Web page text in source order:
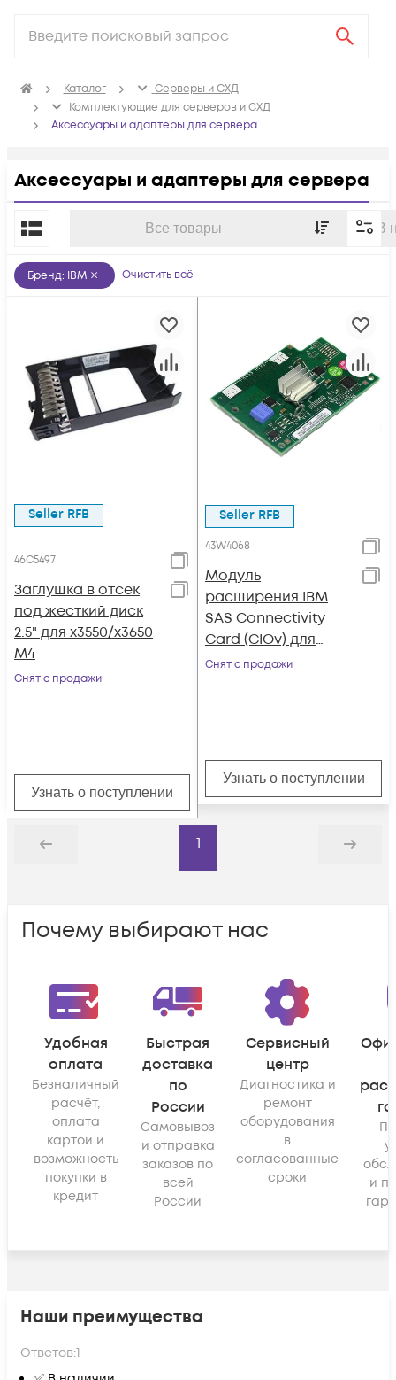
Каталог
Серверы и СХД
Комплектующие для серверов и СХД
Аксессуары и адаптеры для сервера
Аксессуары и адаптеры для сервера
Все товары В
По популярности
Бренд: IBM Очистить всё
Seller RFB
46C5497
Заглушка в отсек
под жесткий диск
2.5" для x3550/x3650
M4
Снят с продажи
Узнать о поступлении
Seller RFB
43W4068
Модуль
расширения IBM
SAS Connectivity
Card (CIOv) для
BladeCenter
Снят с продажи
Узнать о поступлении
Назад
1
Дальше
Почему выбирают нас
Удобная
оплата
Безналичный
расчёт,
оплата
картой и
возможность
покупки в
кредит
Быстрая
доставка
по
России
Самовывоз
и отправка
заказов по
всей
России
Сервисный
центр
Диагностика и
ремонт
оборудования
в
согласованные
сроки
и
Наши преимущества
Ответов:1